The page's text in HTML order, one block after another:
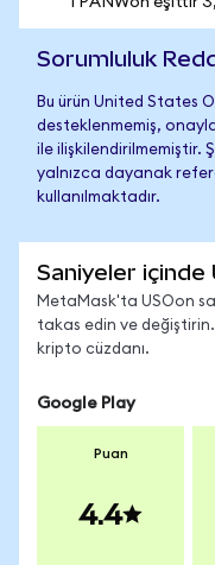
Sorumluluk
Bu ürün United States
desteklenmemiş,
ile ilişkilendirilmemiştir.
yalnızca dayanak
kullanılmaktadır.
Saniyeler içinde
MetaMask'ta USOon
takas edin ve değiştirin.
kripto cüzdanı.
Google Play
Puan
4.4